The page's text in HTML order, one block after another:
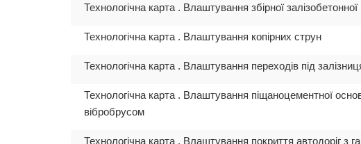
Технологічна карта . Влаштування збірної
Технологічна карта . Влаштування копірних струн
Технологічна карта . Влаштування переходів під
Технологічна карта . Влаштування піщаноцементної
вібробрусом
Технологічна карта . Влаштування покриття автодоріг з